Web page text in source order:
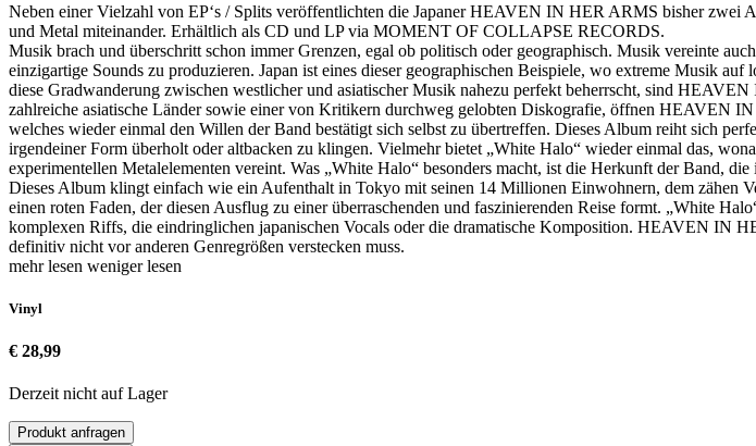
Neben einer Vielzahl von EP‘s / Splits veröffentlichten die Japaner HEAVEN IN HER ARMS bisher zwei
und Metal miteinander. Erhältlich als CD und LP via MOMENT OF COLLAPSE RECORDS.
Musik brach und überschritt schon immer Grenzen, egal ob politisch oder geographisch. Musik vereinte
einzigartige Sounds zu produzieren. Japan ist eines dieser geographischen Beispiele, wo extreme Musik
diese Gradwanderung zwischen westlicher und asiatischer Musik nahezu perfekt beherrscht, sind
zahlreiche asiatische Länder sowie einer von Kritikern durchweg gelobten Diskografie, öffnen HEAVEN
welches wieder einmal den Willen der Band bestätigt sich selbst zu übertreffen. Dieses Album reiht sich
irgendeiner Form überholt oder altbacken zu klingen. Vielmehr bietet „White Halo“ wieder einmal das,
experimentellen Metalelementen vereint. Was „White Halo“ besonders macht, ist die Herkunft der Band,
Dieses Album klingt einfach wie ein Aufenthalt in Tokyo mit seinen 14 Millionen Einwohnern, dem zähen
einen roten Faden, der diesen Ausflug zu einer überraschenden und faszinierenden Reise formt. „White
komplexen Riffs, die eindringlichen japanischen Vocals oder die dramatische Komposition. HEAVEN IN
definitiv nicht vor anderen Genregrößen verstecken muss.
mehr lesen weniger lesen
Vinyl
€ 28,99
Derzeit nicht auf Lager
Produkt anfragen